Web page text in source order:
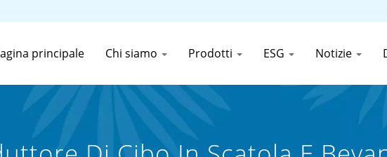
principale Chi siamo Prodotti ESG Notizie